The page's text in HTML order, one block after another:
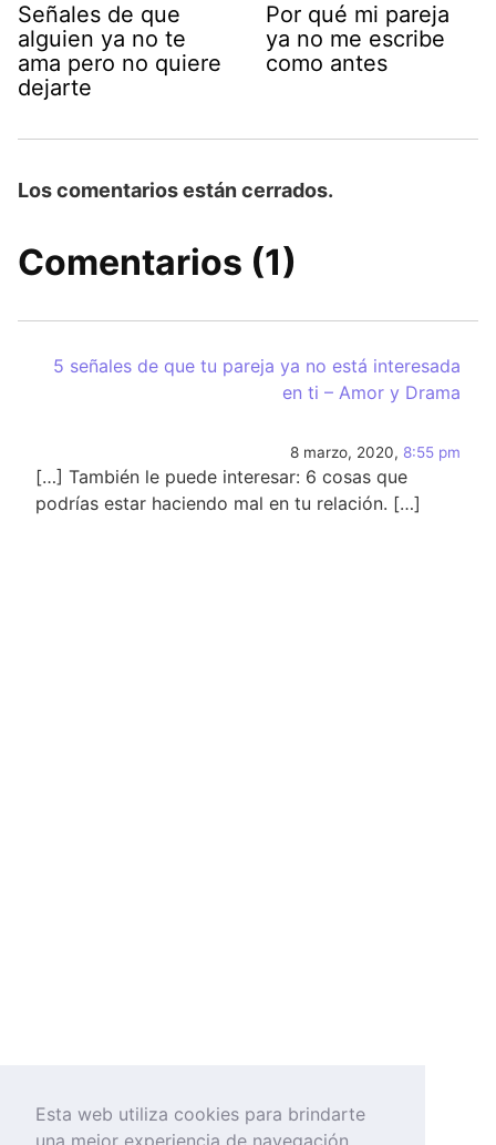
Señales de que
alguien ya no te
ama pero no quiere
dejarte
Por qué mi pareja
ya no me escribe
como antes
Los comentarios están cerrados.
Comentarios (1)
5 señales de que tu pareja ya no está interesada
en ti – Amor y Drama
8 marzo, 2020, 8:55 pm
[…] También le puede interesar: 6 cosas que
podrías estar haciendo mal en tu relación. […]
Esta web utiliza cookies para brindarte